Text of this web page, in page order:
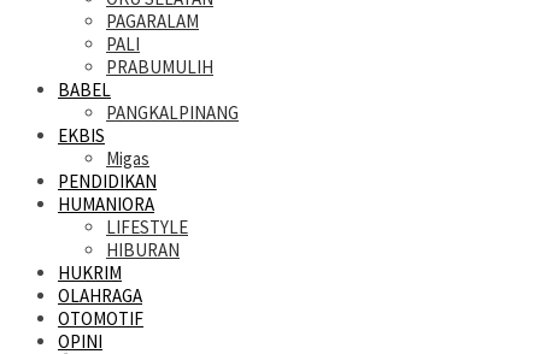
PAGARALAM
PALI
PRABUMULIH
BABEL
PANGKALPINANG
EKBIS
Migas
PENDIDIKAN
HUMANIORA
LIFESTYLE
HIBURAN
HUKRIM
OLAHRAGA
OTOMOTIF
OPINI